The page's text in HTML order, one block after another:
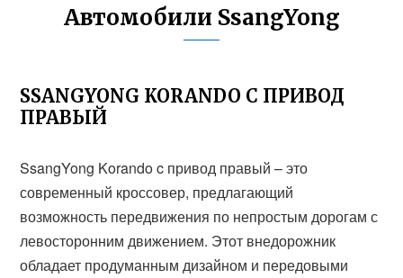
Автомобили SsangYong
SSANGYONG KORANDO C ПРИВОД
ПРАВЫЙ
SsangYong Korando c привод правый – это
современный кроссовер, предлагающий
возможность передвижения по непростым дорогам с
левосторонним движением. Этот внедорожник
обладает продуманным дизайном и передовыми